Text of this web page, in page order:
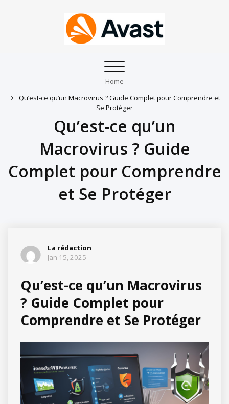
Toggle
navigation
Home
Qu’est-ce qu’un Macrovirus ? Guide Complet pour Comprendre et
Se Protéger
Qu’est-ce qu’un
Macrovirus ? Guide
Complet pour Comprendre
et Se Protéger
La rédaction
Jan 15, 2025
Qu’est-ce qu’un Macrovirus
? Guide Complet pour
Comprendre et Se Protéger